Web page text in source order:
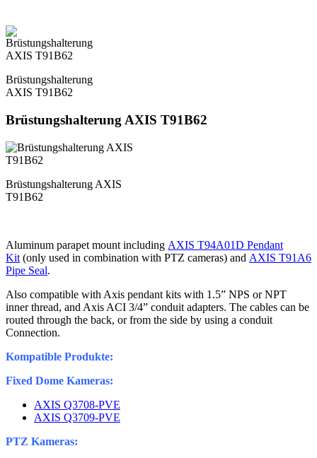
Brüstungshalterung
AXIS T91B62
Brüstungshalterung AXIS T91B62
Brüstungshalterung AXIS
T91B62
Aluminum parapet mount including AXIS T94A01D Pendant
Kit (only used in combination with PTZ cameras) and AXIS T91A6
Pipe Seal.
Also compatible with Axis pendant kits with 1.5” NPS or NPT
inner thread, and Axis ACI 3/4” conduit adapters. The cables can be
routed through the back, or from the side by using a conduit
Connection.
Kompatible Produkte:
Fixed Dome Kameras:
AXIS Q3708-PVE
AXIS Q3709-PVE
PTZ Kameras: